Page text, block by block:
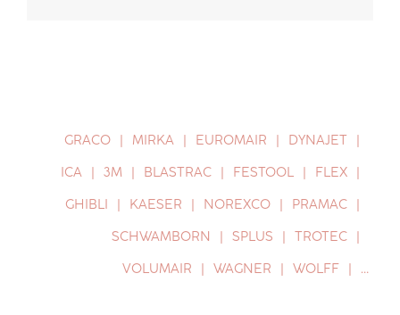
GRACO MIRKA EUROMAIR
DYNAJET
ICA
3M BLASTRAC FESTOOL
FLEX
GHIBLI
KAESER NOREXCO
PRAMAC
SCHWAMBORN
SPLUS
TROTEC
VOLUMAIR
WAGNER WOLFF …